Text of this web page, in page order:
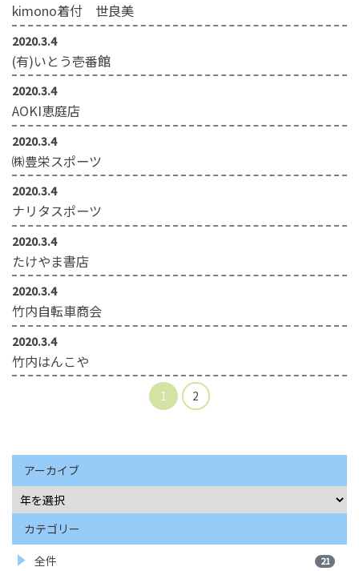
kimono着付 世良美
2020.3.4
(有)いとう壱番館
2020.3.4
AOKI恵庭店
2020.3.4
㈱豊栄スポーツ
2020.3.4
ナリタスポーツ
2020.3.4
たけやま書店
2020.3.4
竹内自転車商会
2020.3.4
竹内はんこや
1 2
アーカイブ
カテゴリー
全件 21